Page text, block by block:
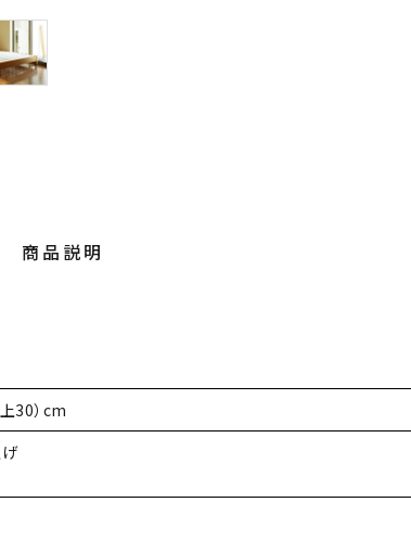
商品説明
30）cm